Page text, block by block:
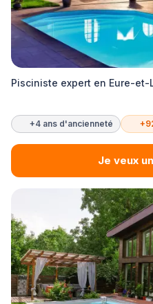
Pisciniste expert en Eure-et-
+4 ans d'ancienneté
Je veux